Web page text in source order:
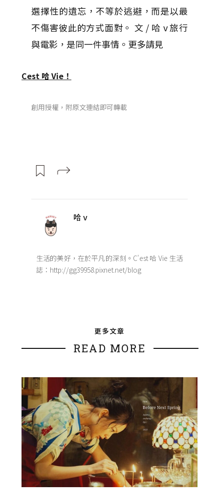
選擇性的遺忘，不等於逃避，而是以最
不傷害彼此的方式面對。 文 / 哈 v 旅行
與電影，是同一件事情。更多請見
Cest 哈 Vie！
創用授權，附原文連結即可轉載
哈 v
生活的美好，在於平凡的深刻。C'est 哈 Vie 生活
誌：http://gg39958.pixnet.net/blog
更多文章
READ MORE